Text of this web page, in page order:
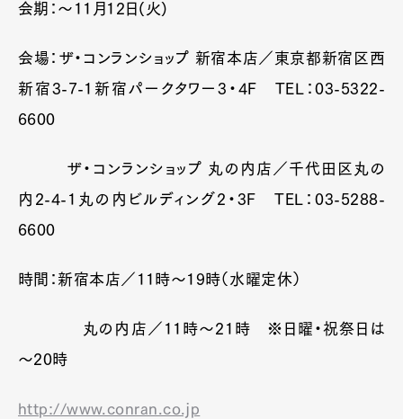
会期：～11月12日(火)
会場：ザ・コンランショップ 新宿本店／東京都新宿区西
新宿3-7-1新宿パークタワー3・4F TEL：03-5322-
6600
ザ・コンランショップ 丸の内店／千代田区丸の
内2-4-1丸の内ビルディング2・3F TEL：03-5288-
6600
時間：新宿本店／11時～19時（水曜定休）
丸の内店／11時～21時 ※日曜・祝祭日は
～20時
http://www.conran.co.jp